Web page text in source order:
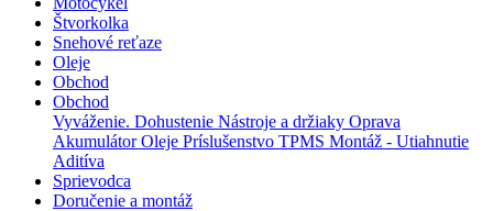
Štvorkolka
Snehové reťaze
Oleje
Obchod
Obchod
Vyváženie. Dohustenie Nástroje a držiaky Oprava
AkumulátorOleje Príslušenstvo TPMS Montáž - Utiahnutie
Aditíva
Sprievodca
Doručenie a montáž